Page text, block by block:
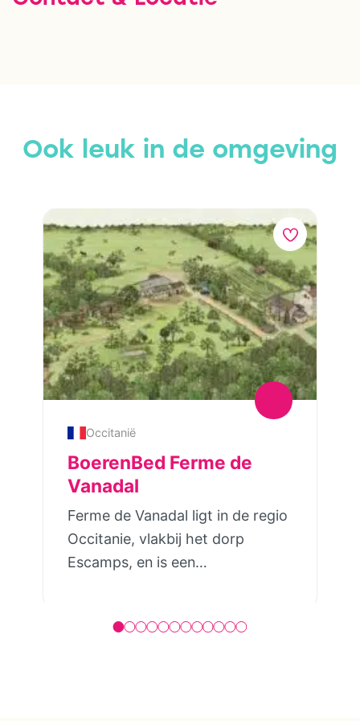
Ook leuk in de omgeving
Occitanië
BoerenBed Ferme de
Vanadal
Ferme de Vanadal ligt in de regio
Occitanie, vlakbij het dorp
Escamps, en is een
weilanden en dieren verblijft.Op